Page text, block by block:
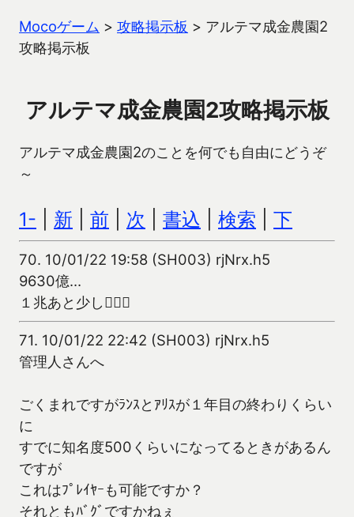
Mocoゲーム > 攻略掲示板 > アルテマ成金農園2
攻略掲示板
アルテマ成金農園2攻略掲示板
アルテマ成金農園2のことを何でも自由にどうぞ
～
1- 新 前 次 書込 検索 下
70. 10/01/22 19:58 (SH003) rjNrx.h5
9630億…
１兆あと少し
71. 10/01/22 22:42 (SH003) rjNrx.h5
管理人さんへ
ごくまれですがﾗﾝｽとｱﾘｽが１年目の終わりくらい
に
すでに知名度500くらいになってるときがあるん
ですが
これはﾌﾟﾚｲﾔｰも可能ですか？
それともﾊﾞｸﾞですかねぇ